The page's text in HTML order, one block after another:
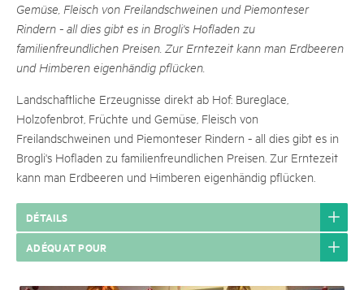
Gemüse, Fleisch von Freilandschweinen und Piemonteser
Rindern - all dies gibt es in Brogli's Hofladen zu
familienfreundlichen Preisen. Zur Erntezeit kann man Erdbeeren
und Himberen eigenhändig pflücken.
Landschaftliche Erzeugnisse direkt ab Hof: Bureglace,
Holzofenbrot, Früchte und Gemüse, Fleisch von
Freilandschweinen und Piemonteser Rindern - all dies gibt es in
Brogli's Hofladen zu familienfreundlichen Preisen. Zur Erntezeit
kann man Erdbeeren und Himberen eigenhändig pflücken.
DÉTAILS
ADÉQUAT POUR